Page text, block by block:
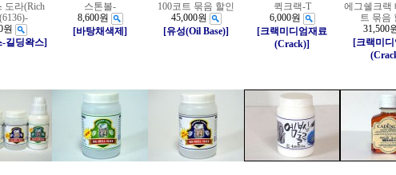
도라(Rich
원
-길딩왁스]
스톤볼-
8,600원
[바탕채색제]
100코트 묶음 할인
45,000원
[유성(Oil Base)]
퀵크랙-T
6,000원
[크랙미디엄재료
(Crack)]
에그쉘크랙
트 묶음
31,500
[크랙미